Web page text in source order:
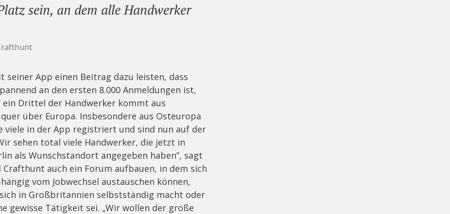
sein, an dem alle Handwerker
App einen Beitrag dazu leisten, dass
an den ersten 8.000 Anmeldungen ist,
ein Drittel der Handwerker kommt aus
über Europa. Insbesondere aus Osteuropa
viele in der App registriert und sind nun auf der
sehen total viele Handwerker, die jetzt in
als Wunschstandort angegeben haben”, sagt
auch ein Forum aufbauen, in dem sich
vom Jobwechsel austauschen können,
in Großbritannien selbstständig macht oder
gewisse Tätigkeit sei. „Wir wollen der große